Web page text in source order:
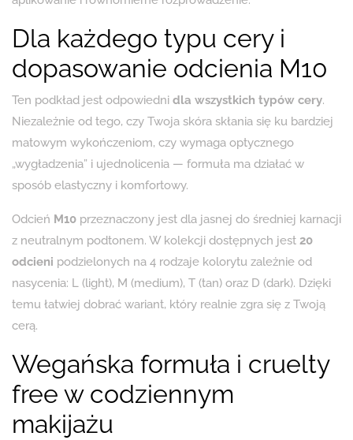
Dla każdego typu cery i
dopasowanie odcienia M10
Ten podkład jest odpowiedni dla wszystkich typów cery.
Niezależnie od tego, czy Twoja skóra skłania się ku bardziej
matowym wykończeniom, czy wymaga optycznego
„wygładzenia” i ujednolicenia — formuła ma działać w
sposób elastyczny i komfortowy.
Odcień M10 przeznaczony jest dla jasnej do średniej karnacji
z neutralnym podtonem. W kolekcji dostępnych jest 20
odcieni podzielonych na 4 rodzaje kolorytu zależnie od
nasycenia: L (light), M (medium), T (tan) oraz D (dark). Dzięki
temu łatwiej dobrać wariant, który realnie zgra się z Twoją
cerą.
Wegańska formuła i cruelty
free w codziennym
makijażu